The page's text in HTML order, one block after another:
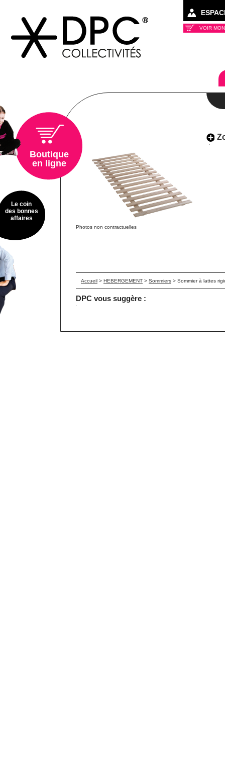
VOIR
Photos non contractuelles
Accueil > HEBERGEMENT > Sommiers > Sommier à lattes
DPC vous suggère :
Boutique
en ligne
Le coin
des bonnes
affaires